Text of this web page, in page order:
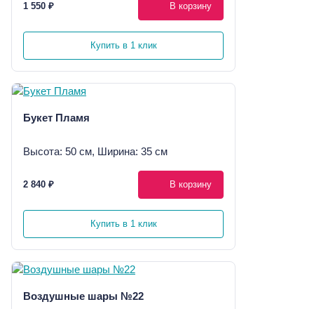
1 550 ₽ В корзину
Купить в 1 клик
Букет Пламя
Высота: 50 см, Ширина: 35 см
2 840 ₽ В корзину
Купить в 1 клик
Воздушные шары №22